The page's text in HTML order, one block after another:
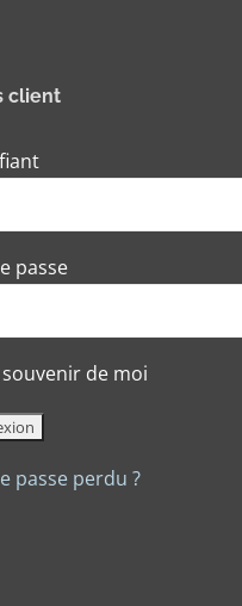
client
passe
souvenir de moi
passe perdu ?